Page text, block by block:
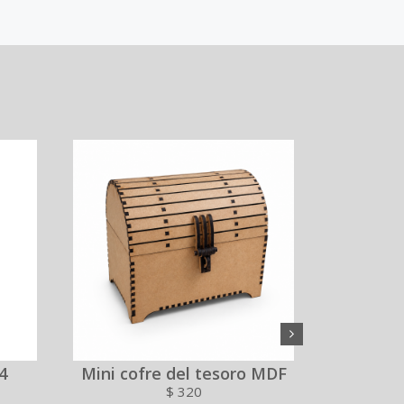
Mini cofre del tesoro MDF
$ 320